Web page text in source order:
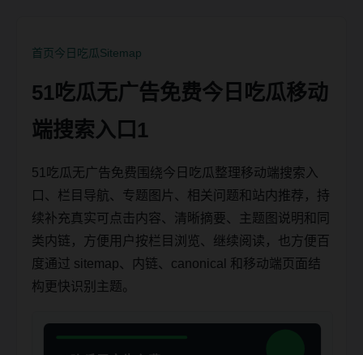
首页今日吃瓜Sitemap
51吃瓜无广告免费今日吃瓜移动
端搜索入口1
51吃瓜无广告免费围绕今日吃瓜整理移动端搜索入
口、栏目导航、专题图片、相关问题和站内推荐，持
续补充真实可点击内容、清晰摘要、主题图说明和同
类内链，方便用户按栏目浏览、继续阅读，也方便百
度通过 sitemap、内链、canonical 和移动端页面结
构更快识别主题。